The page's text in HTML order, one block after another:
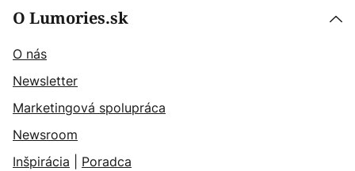
O Lumories.sk
O nás
Newsletter
Marketingová spolupráca
Newsroom
Inšpirácia
Poradca